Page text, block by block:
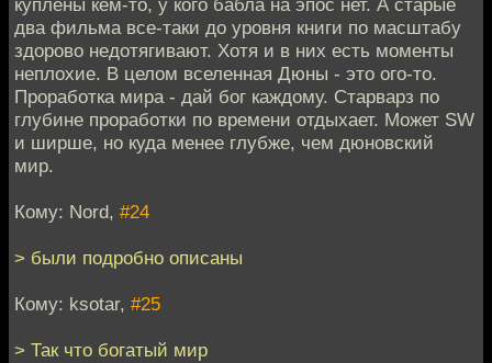
куплены кем-то, у кого бабла на эпос нет. А старые
два фильма все-таки до уровня книги по масштабу
здорово недотягивают. Хотя и в них есть моменты
неплохие. В целом вселенная Дюны - это ого-то.
Проработка мира - дай бог каждому. Старварз по
глубине проработки по времени отдыхает. Может SW
и ширше, но куда менее глубже, чем дюновский
мир.
Кому: Nord, #24
> были подробно описаны
Кому: ksotar, #25
> Так что богатый мир